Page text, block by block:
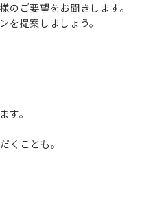
のご要望をお聞きします。
を提案しましょう。
す。
くことも。